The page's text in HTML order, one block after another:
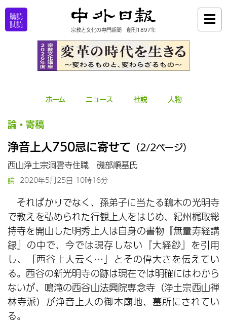
購読
試読
宗教と文化の専門新聞 創刊1897年
ホーム ニュース 社説 人物
論・寄稿
浄音上人750忌に寄せて （2/2ページ）
西山浄土宗洞雲寺住職 磯部順基氏
論 2020年5月25日 10時16分
そればかりでなく、孫弟子に当たる鵜木の光明寺
で教えを弘められた行観上人をはじめ、紀州梶取総
持寺を開山した明秀上人は自身の書物『無量寿経講
録』の中で、今では現存しない『大経鈔』を引用
し、「西谷上人云く…」とその偉大さを伝えてい
る。西谷の新光明寺の跡は現在では明確にはわから
ないが、鳴滝の西谷山法興院専念寺（浄土宗西山禅
林寺派）が浄音上人の御本廟地、墓所にされてい
る。